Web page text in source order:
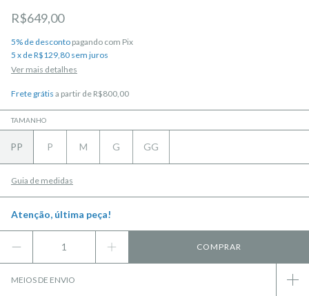
R$649,00
5% de desconto pagando com Pix
5 x deR$129,80 sem juros
Ver mais detalhes
Frete grátis a partir de R$800,00
TAMANHO
PP P M G GG
Guia de medidas
Atenção, última peça!
MEIOS DE ENVIO